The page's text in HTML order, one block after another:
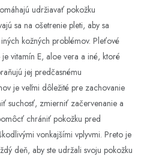
udržiavať pokožku
sa na ošetrenie pleti, aby sa
kožných problémov. Pleťové
vitamín E, aloe vera a iné, ktoré
jej predčasnému
je veľmi dôležité pre zachovanie
suchosť, zmierniť začervenanie a
chrániť pokožku pred
vonkajšími vplyvmi. Preto je
deň, aby ste udržali svoju pokožku